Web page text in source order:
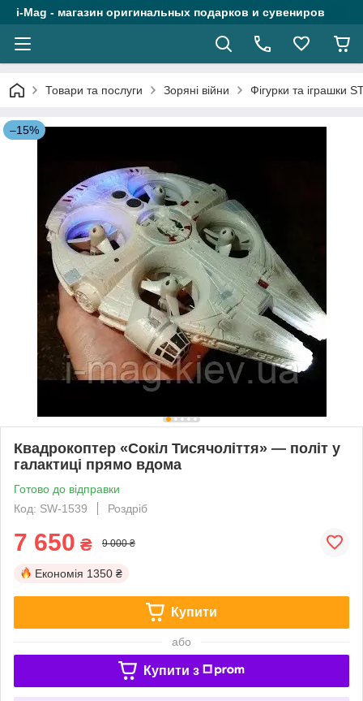
i-Mag - магазин оригинальных подарков и сувениров
Товари та послуги Зоряні війни Фігурки та іграшки
–15%
Квадрокоптер «Сокіл Тисячоліття» — політ у
галактиці прямо вдома
Готово до відправки
Код: SW-1539
Роздріб
7 650 ₴ 9 000 ₴
Економія 1350 ₴
Купити
або
Купити з